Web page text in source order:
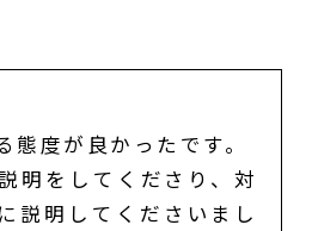
態度が良かったです。
明をしてくださり、対
説明してくださいまし